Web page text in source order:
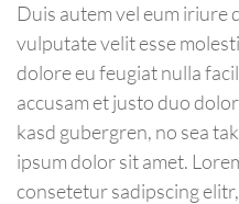
Duis autem vel eum iriure
vulputate velit esse
dolore eu feugiat nulla
accusam et justo duo
kasd gubergren, no sea
ipsum dolor sit amet.
consetetur sadipscing